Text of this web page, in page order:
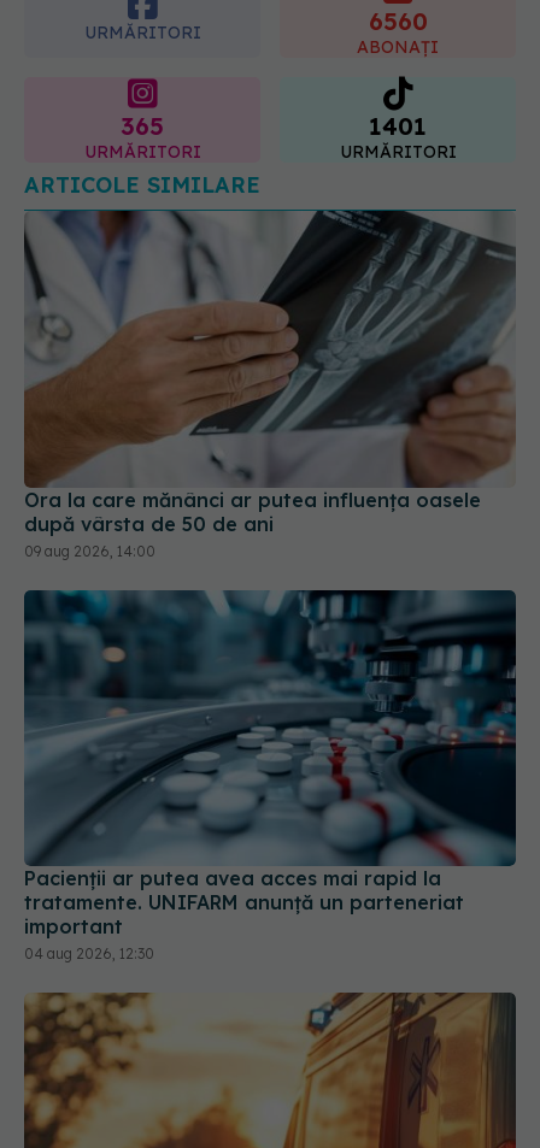
URMĂRITORI 6560
ABONAȚI
365
URMĂRITORI
1401
URMĂRITORI
ARTICOLE SIMILARE
Ora la care mănânci ar putea influența oasele
după vârsta de 50 de ani
09 aug 2026, 14:00
Pacienții ar putea avea acces mai rapid la
tratamente. UNIFARM anunță un parteneriat
important
04 aug 2026, 12:30